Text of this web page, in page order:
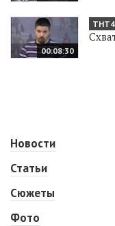
00:08:30
Новости
Статьи
Сюжеты
Фото